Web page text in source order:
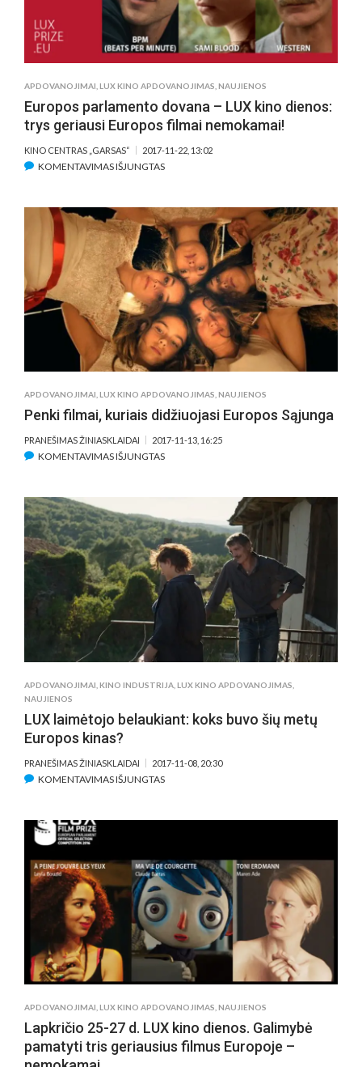
APDOVANOJIMAI LUX KINO APDOVANOJIMAS NAUJIENOS
Europos parlamento dovana – LUX kino dienos:
trys geriausi Europos filmai nemokamai!
KINO CENTRAS „GARSAS“ 2017-11-22, 13:02
KOMENTAVIMAS IŠJUNGTASĮRAŠE
DOVANA
–
LUX
KINO
DIENOS:
TRYS
GERIAUSI
EUROPOS
FILMAI
NEMOKAMAI!
APDOVANOJIMAI,LUX KINO APDOVANOJIMAS,NAUJIENOS
Penki filmai, kuriais didžiuojasi Europos Sąjunga
PRANEŠIMAS ŽINIASKLAIDAI 2017-11-13, 16:25
KOMENTAVIMAS IŠJUNGTASĮRAŠE
DIDŽIUOJASI
EUROPOS
SĄJUNGA
APDOVANOJIMAI KINO INDUSTRIJA LUX KINO APDOVANOJIMAS
NAUJIENOS
LUX laimėtojo belaukiant: koks buvo šių metų
Europos kinas?
PRANEŠIMAS ŽINIASKLAIDAI 2017-11-08, 20:30
KOMENTAVIMAS IŠJUNGTASĮRAŠE
BUVO
ŠIŲ
METŲ
EUROPOS
KINAS?
APDOVANOJIMAI LUX KINO APDOVANOJIMAS NAUJIENOS
Lapkričio 25-27 d. LUX kino dienos. Galimybė
pamatyti tris geriausius filmus Europoje –